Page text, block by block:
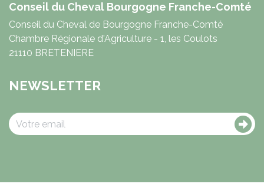
Conseil du Cheval Bourgogne Franche-Comté
Conseil du Cheval de Bourgogne Franche-Comté
Chambre Régionale d'Agriculture - 1, les Coulots
21110 BRETENIERE
NEWSLETTER